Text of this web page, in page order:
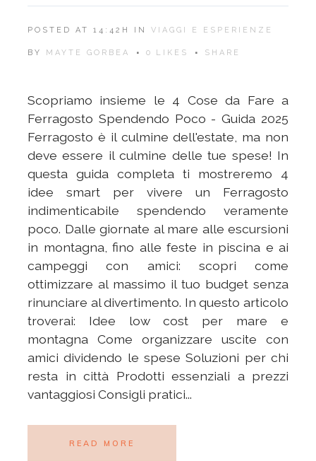
POSTED AT 14:42H IN VIAGGI E ESPERIENZE
BY MAYTE GORBEA 0 LIKES SHARE
Scopriamo insieme le 4 Cose da Fare a
Ferragosto Spendendo Poco - Guida 2025
Ferragosto è il culmine dell'estate, ma non
deve essere il culmine delle tue spese! In
questa guida completa ti mostreremo 4
idee smart per vivere un Ferragosto
indimenticabile spendendo veramente
poco. Dalle giornate al mare alle escursioni
in montagna, fino alle feste in piscina e ai
campeggi con amici: scopri come
ottimizzare al massimo il tuo budget senza
rinunciare al divertimento. In questo articolo
troverai: Idee low cost per mare e
montagna Come organizzare uscite con
amici dividendo le spese Soluzioni per chi
resta in città Prodotti essenziali a prezzi
vantaggiosi Consigli pratici...
READ MORE